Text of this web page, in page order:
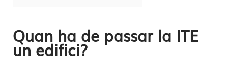
Quan ha de passar la ITE
un edifici?